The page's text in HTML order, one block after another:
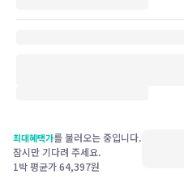
최대혜택가를 불러오는 중입니다.
잠시만 기다려 주세요.
1박 평균가64,397원